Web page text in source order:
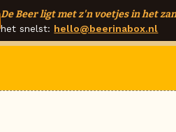
De Beer ligt met z'n voetjes in het
het snelst: hello@beerinabox.nl